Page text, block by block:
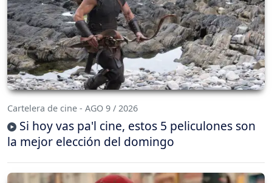
Cartelera de cine - AGO 9 / 2026
Si hoy vas pa'l cine, estos 5 peliculones son
la mejor elección del domingo